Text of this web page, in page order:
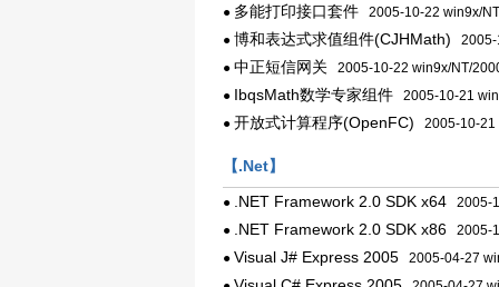
● 多能打印接口套件 2005-10-22 win9x/
● 博和表达式求值组件(CJHMath) 2005-
● 中正短信网关 2005-10-22 win9x/NT/
● IbqsMath数学专家组件 2005-10-21
● 开放式计算程序(OpenFC) 2005-10-21
【.Net】
● .NET Framework 2.0 SDK x64 2005-
● .NET Framework 2.0 SDK x86 2005-
● Visual J# Express 2005 2005-04-27